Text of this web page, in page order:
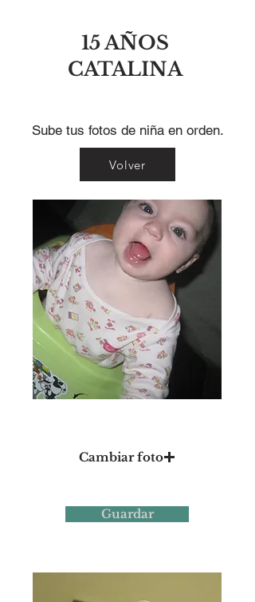
15 AÑOS
CATALINA
Sube tus fotos de niña en orden.
Volver
Cambiar foto
Guardar